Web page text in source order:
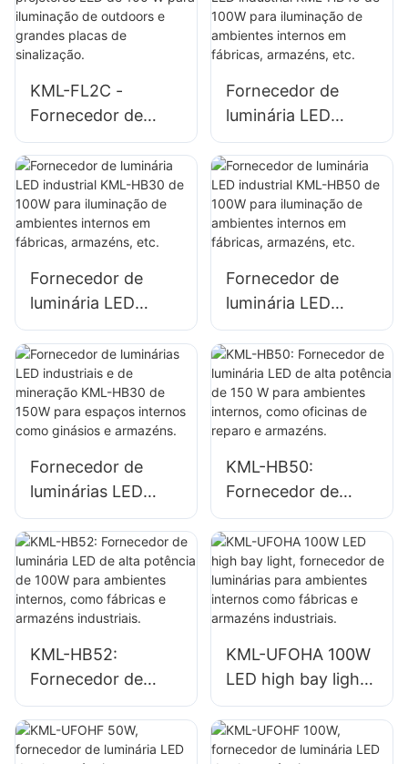
outdoors e grandes
placas de
KML-FL2C -
Fornecedor de
projetores LED de
100 W para
iluminação de
outdoors e grandes
placas de
Fornecedor de
luminária LED
industrial KML-
HB40 de 100W
para iluminação de
ambientes internos
em fábricas,
Fornecedor de
luminária LED
industrial KML-
HB30 de 100W
para iluminação de
ambientes internos
em fábricas,
Fornecedor de
luminária LED
industrial KML-
HB50 de 100W
para iluminação de
ambientes internos
em fábricas,
Fornecedor de
luminárias LED
industriais e de
mineração KML-
HB30 de 150W
para espaços
internos como
armazéns.
KML-HB50:
Fornecedor de
luminária LED de
alta potência de
150 W para
ambientes
internos, como
e armazéns.
KML-HB52:
Fornecedor de
luminária LED de
alta potência de
100W para
KML-UFOHA 100W
LED high bay light,
fornecedor de
luminárias para
ambientes internos